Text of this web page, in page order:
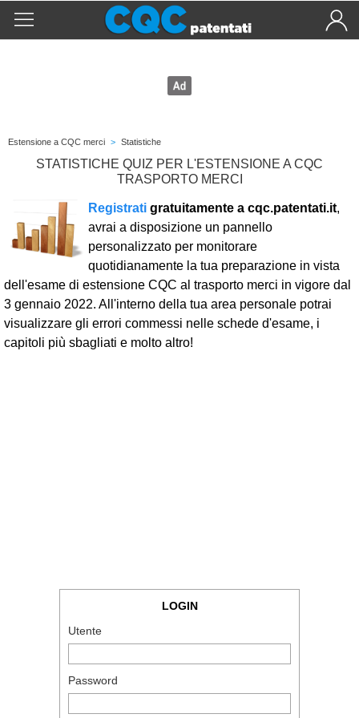
Estensione a CQC merci > Statistiche
STATISTICHE QUIZ PER L'ESTENSIONE A CQC
TRASPORTO MERCI
Registrati gratuitamente a cqc.patentati.it,
avrai a disposizione un pannello
personalizzato per monitorare
quotidianamente la tua preparazione in vista
dell'esame di estensione CQC al trasporto merci in vigore dal
3 gennaio 2022. All'interno della tua area personale potrai
visualizzare gli errori commessi nelle schede d'esame, i
capitoli più sbagliati e molto altro!
LOGIN
Utente
Password